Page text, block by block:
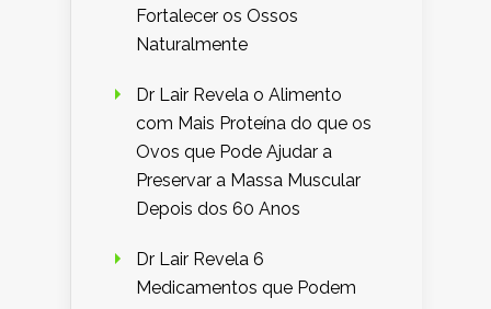
Fortalecer os Ossos
Naturalmente
Dr Lair Revela o Alimento
com Mais Proteína do que os
Ovos que Pode Ajudar a
Preservar a Massa Muscular
Depois dos 60 Anos
Dr Lair Revela 6
Medicamentos que Podem